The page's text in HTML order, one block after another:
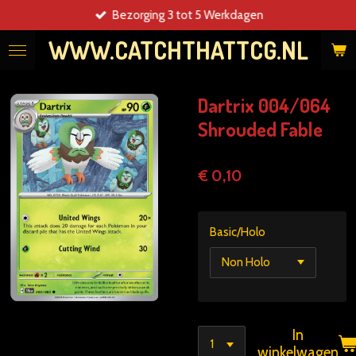
direct
naar
WWW.CATCHTHATTCG.NL
Bezorging 3 tot 5 Werkdagen
Dartrix 004/064
Shrouded Fable
€ 0,10
Basic/Holo
In